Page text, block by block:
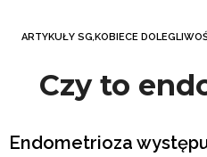
ARTYKUŁY SG,KOBIECE
Czy to
Endometrioza